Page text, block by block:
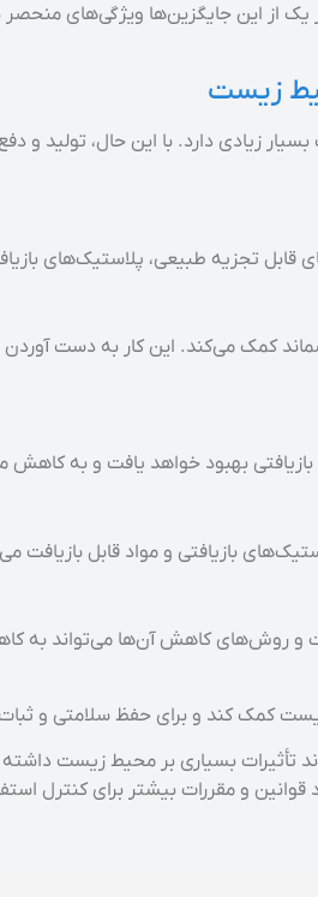
از این جایگزین‌ها ویژگی‌های منحصر
زیست
زیادی دارد. با این حال، تولید و
قابل تجزیه طبیعی، پلاستیک‌های
کمک می‌کند. این کار به دست آوردن
بازیافتی بهبود خواهد یافت و به
بازیافتی و مواد قابل
و روش‌های کاهش آن‌ها می‌تواند به
زیست کمک کند و برای حفظ سلامتی و
تأثیرات بسیاری بر محیط زیست
و مقررات بیشتر برای کنترل